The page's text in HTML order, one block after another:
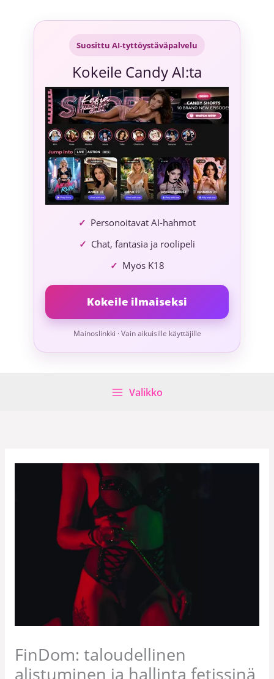
sisältöön
Suosittu AI-tyttöystäväpalvelu
Kokeile Candy AI:ta
Personoitavat AI-hahmot
Chat, fantasia ja roolipeli
Myös K18
Kokeile ilmaiseksi
Mainoslinkki · Vain aikuisille käyttäjille
Valikko
FinDom: taloudellinen
alistuminen ja hallinta fetissinä